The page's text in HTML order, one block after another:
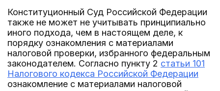
Конституционный Суд Российской Федерации
также не может не учитывать принципиально
иного подхода, чем в настоящем деле, к
порядку ознакомления с материалами
налоговой проверки, избранного федеральным
законодателем. Согласно пункту 2 статьи 101
Налогового кодекса Российской Федерации
ознакомление с материалами налоговой